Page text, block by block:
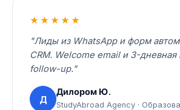
★★★★★
"Лиды из WhatsApp и форм
CRM. Welcome email и 3-дневная
follow-up."
Д
Дилором Ю.
StudyAbroad Agency ·